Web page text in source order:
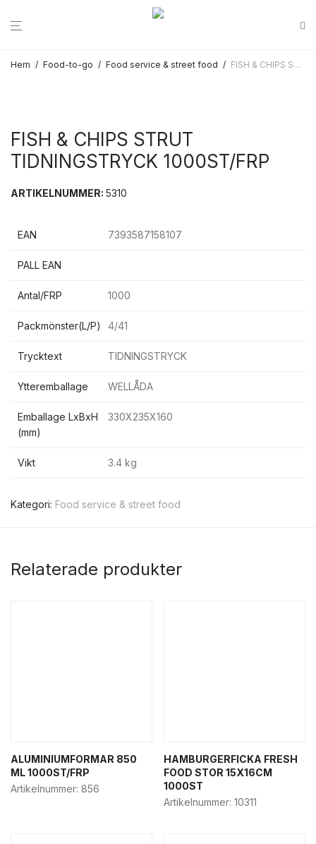
Hem / Food-to-go / Food service & street food / FISH & CHIPS STRUT TIDNINGSTRYCK 1000ST/FRP
FISH & CHIPS STRUT
TIDNINGSTRYCK 1000ST/FRP
ARTIKELNUMMER: 5310
EAN 7393587158107
PALL EAN
Antal/FRP 1000
Packmönster(L/P) 4/41
Trycktext TIDNINGSTRYCK
Ytteremballage WELLÅDA
Emballage LxBxH
(mm)
330X235X160
Vikt 3.4 kg
Kategori: Food service & street food
Relaterade produkter
ALUMINIUMFORMAR 850
ML 1000ST/FRP
Artikelnummer: 856
HAMBURGERFICKA FRESH
FOOD STOR 15X16CM
1000ST
Artikelnummer: 10311